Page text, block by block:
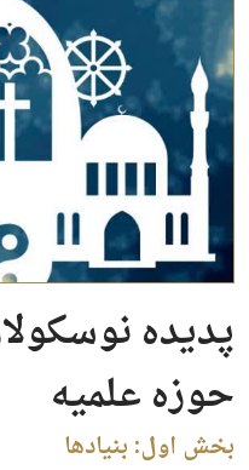
پدیده
حوزه علمیه
بخش اول: بنیادها